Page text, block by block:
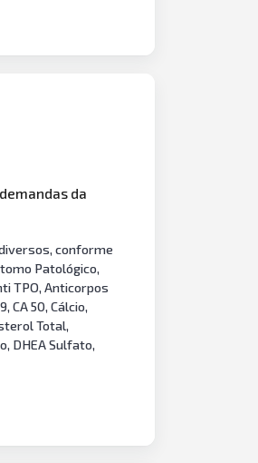
da
conforme
Patológico,
TPO, Anticorpos
CA 50, Cálcio,
Total,
DHEA Sulfato,